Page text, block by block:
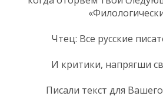
Чтец: Все русские
И критики, напрягши
Писали текст для